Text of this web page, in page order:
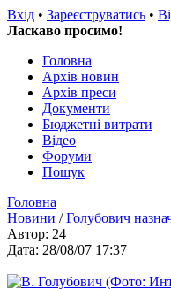
Вхід • Зареєструватись •
Ласкаво просимо!
Головна
Архів новин
Архів преси
Документи
Бюджетні витрати
Відео
Форуми
Пошук
Головна
Новини /Голубович
Автор: 24
Дата: 28/08/07 17:37